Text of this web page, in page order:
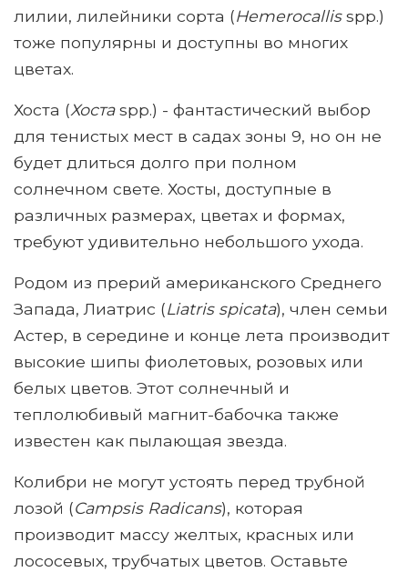
лилии, лилейники сорта (Hemerocallisspp.)
тоже популярны и доступны во многих
цветах.
Хоста (Хостаspp.) - фантастический выбор
для тенистых мест в садах зоны 9, но он не
будет длиться долго при полном
солнечном свете. Хосты, доступные в
различных размерах, цветах и ​​формах,
требуют удивительно небольшого ухода.
Родом из прерий американского Среднего
Запада, Лиатрис (Liatris spicata), член семьи
Астер, в середине и конце лета производит
высокие шипы фиолетовых, розовых или
белых цветов. Этот солнечный и
теплолюбивый магнит-бабочка также
известен как пылающая звезда.
Колибри не могут устоять перед трубной
лозой (Campsis Radicans), которая
производит массу желтых, красных или
лососевых, трубчатых цветов. Оставьте